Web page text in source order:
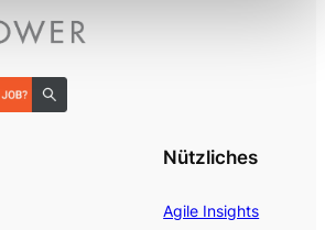
Nützliches
Agile Insights